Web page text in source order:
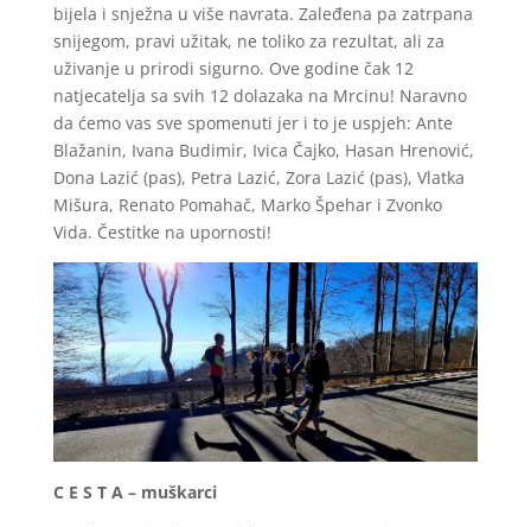
bijela i snježna u više navrata. Zaleđena pa zatrpana
snijegom, pravi užitak, ne toliko za rezultat, ali za
uživanje u prirodi sigurno. Ove godine čak 12
natjecatelja sa svih 12 dolazaka na Mrcinu! Naravno
da ćemo vas sve spomenuti jer i to je uspjeh: Ante
Blažanin, Ivana Budimir, Ivica Čajko, Hasan Hrenović,
Dona Lazić (pas), Petra Lazić, Zora Lazić (pas), Vlatka
Mišura, Renato Pomahač, Marko Špehar i Zvonko
Vida. Čestitke na upornosti!
C E S T A – muškarci